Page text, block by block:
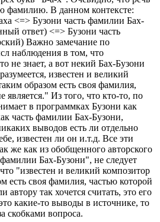
фамилию. В данном контексте:
<=> Бузони часть фамилии Бах-
ответ) <=> Бузони часть
Важно замечание по
наблюдения в том, что
не знает, а вот некий Бах-Бузони
известен и великий
образом есть своя фамилия,
является." Из того, что кто-то, по
в программках Бузони как
часть фамилии Бах-Бузони,
выводов есть ли отдельно
известен ли он и.т.д. Все эти
как из обобщенного авторского
Бах-Бузони", не следует
"известен и великий композитор
есть своя фамилия, частью которой
автору так хочется считать, это его
какие-то выводы в источнике, то
скобками вопроса.